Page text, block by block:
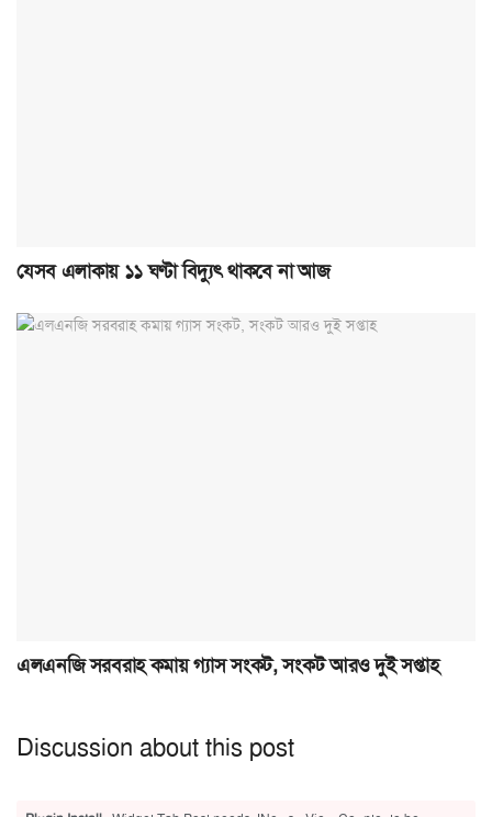
যেসব এলাকায় ১১ ঘণ্টা বিদ্যুৎ থাকবে না আজ
এলএনজি সরবরাহ কমায় গ্যাস সংকট, সংকট আরও দুই সপ্তাহ
Discussion about this post